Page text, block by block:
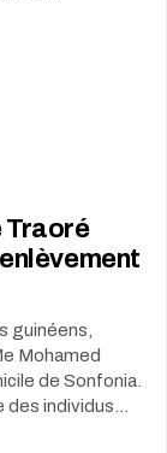
Traoré
guinéens,
Mohamed
de Sonfonia.
des individus…